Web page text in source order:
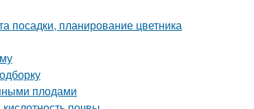
посадки, планирование цветника
плодами